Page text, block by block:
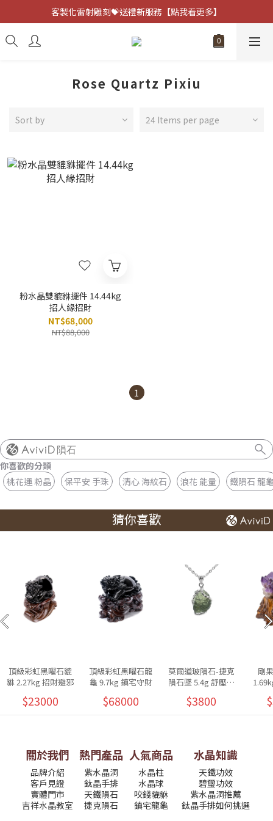
客製化雷射雕刻💝送禮新服務【點我看更多】
客製化雷射雕刻💝送禮新服務【點我看更多】
避邪防小人⚡指定黑曜石 任選兩件75折
Rose Quartz Pixiu
Sort by 24 Items per page
粉水晶雙貔貅擺件 14.44kg
招人緣招財
NT$68,000
NT$88,000
1
隕石
你喜歡的分類
桃花運 粉晶
保平安 手珠 清心 海紋石 浪花 能量 鐵隕石 龍
猜你喜歡
頂級彩虹黑曜石貔
貅 2.27kg 招財避邪
$23000
頂級彩虹黑曜石龍
龜 9.7kg 鎮宅守財
$68000
莫爾道玻隕石-捷克
隕石墜 5.4g 舒壓放
$3800
剛
關於我們
品牌介紹
客戶見證
實體門市
吉祥水晶教室
熱門產品
紫水晶洞
鈦晶手排
天鐵隕石
捷克隕石
人氣商品
水晶柱
水晶球
咬錢貔貅
鎮宅龍龜
水晶知識
天鐵功效
碧璽功效
紫水晶洞推薦
鈦晶手排如何挑選